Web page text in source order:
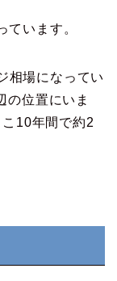
ています。
相場になってい
の位置にいま
10年間で約2